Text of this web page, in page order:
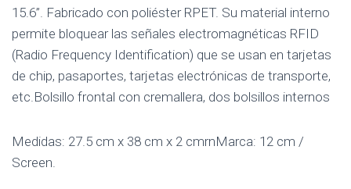
15.6”. Fabricado con poliéster RPET. Su material interno
permite bloquear las señales electromagnéticas RFID
(Radio Frequency Identification) que se usan en tarjetas
de chip, pasaportes, tarjetas electrónicas de transporte,
etc.Bolsillo frontal con cremallera, dos bolsillos internos
Medidas: 27.5 cm x 38 cm x 2 cmrnMarca: 12 cm /
Screen.